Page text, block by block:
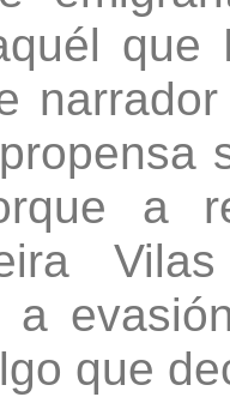
que
a
a
que